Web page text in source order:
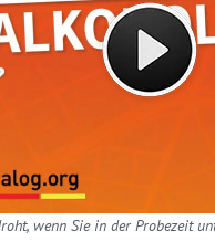
wenn Sie in der Probezeit